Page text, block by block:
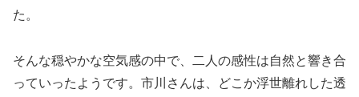
た。
そんな穏やかな空気感の中で、二人の感性は自然と響き合
っていったようです。市川さんは、どこか浮世離れした透